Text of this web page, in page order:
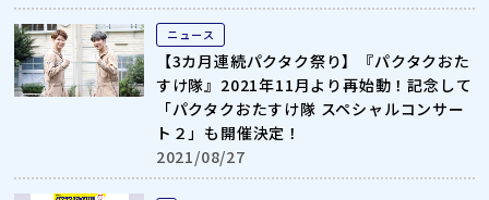
ニュース
【3カ月連続パクタク祭り】『パクタクおた
すけ隊』2021年11月より再始動！記念して
「パクタクおたすけ隊 スペシャルコンサー
ト２」も開催決定！
2021/08/27